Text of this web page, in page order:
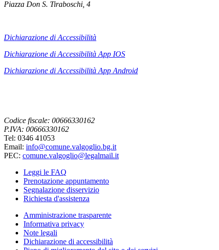
Piazza Don S. Tiraboschi, 4
Dichiarazione di Accessibilità
Dichiarazione di Accessibilità App IOS
Dichiarazione di Accessibilità App Android
Codice fiscale: 00666330162
P.IVA: 00666330162
Tel: 0346 41053
Email: info@comune.valgoglio.bg.it
PEC: comune.valgoglio@legalmail.it
Leggi le FAQ
Prenotazione appuntamento
Segnalazione disservizio
Richiesta d'assistenza
Amministrazione trasparente
Informativa privacy
Note legali
Dichiarazione di accessibilità